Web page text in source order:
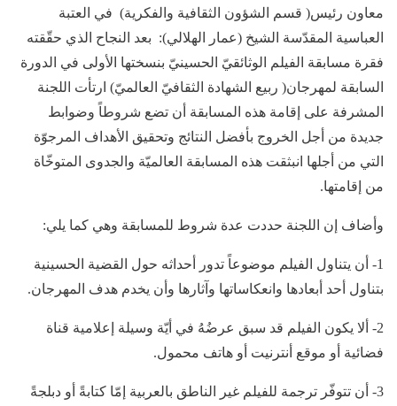
معاون رئيس( قسم الشؤون الثقافية والفكرية) في العتبة
العباسية المقدّسة الشيخ (عمار الهلالي): بعد النجاح الذي حقّقته
فقرة مسابقة الفيلم الوثائقيّ الحسينيّ بنسختها الأولى في الدورة
السابقة لمهرجان( ربيع الشهادة الثقافيّ العالميّ) ارتأت اللجنة
المشرفة على إقامة هذه المسابقة أن تضع شروطاً وضوابط
جديدة من أجل الخروج بأفضل النتائج وتحقيق الأهداف المرجوّة
التي من أجلها انبثقت هذه المسابقة العالميّة والجدوى المتوخّاة
من إقامتها.
وأضاف إن اللجنة حددت عدة شروط للمسابقة وهي كما يلي:
1- أن يتناول الفيلم موضوعاً تدور أحداثه حول القضية الحسينية
بتناول أحد أبعادها وانعكاساتها وآثارها وأن يخدم هدف المهرجان.
2- ألا يكون الفيلم قد سبق عرضُهُ في أيّة وسيلة إعلامية قناة
فضائية أو موقع أنترنيت أو هاتف محمول.
3- أن تتوفّر ترجمة للفيلم غير الناطق بالعربية إمّا كتابةً أو دبلجةً